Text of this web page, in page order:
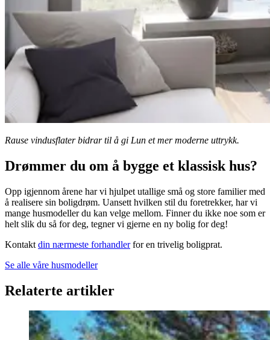
Rause vindusflater bidrar til å gi Lun et mer moderne uttrykk.
Drømmer du om å bygge et klassisk hus?
Opp igjennom årene har vi hjulpet utallige små og store familier med
å realisere sin boligdrøm. Uansett hvilken stil du foretrekker, har vi
mange husmodeller du kan velge mellom. Finner du ikke noe som er
helt slik du så for deg, tegner vi gjerne en ny bolig for deg!
Kontakt din nærmeste forhandlerfor en trivelig boligprat.
Se alle våre husmodeller
Relaterte artikler